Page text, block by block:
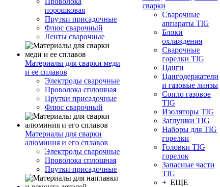
порошковая
Прутки присадочные
Флюс сварочный
Ленты сварочные
Материалы для сварки меди
и ее сплавов
Электроды сварочные
Проволока сплошная
Прутки присадочные
Флюс сварочный
Материалы для сварки
алюминия и его сплавов
Электроды сварочные
Проволока сплошная
Прутки присадочные
сварки
Сварочные
аппараты TIG
Блоки
охлаждения
Сварочные
горелки TIG
Цанги
Цангодержатели
и газовые линзы
Сопло газовое
TIG
Изоляторы TIG
Заглушки TIG
Наборы для TIG
горелки
Головки TIG
горелок
Запасные части
TIG
+ ЕЩЕ